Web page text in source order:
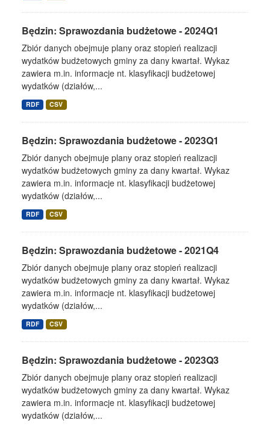
Będzin: Sprawozdania budżetowe - 2024Q1
Zbiór danych obejmuje plany oraz stopień realizacji
wydatków budżetowych gminy za dany kwartał. Wykaz
zawiera m.in. informacje nt. klasyfikacji budżetowej
wydatków (działów,...
RDF CSV
Będzin: Sprawozdania budżetowe - 2023Q1
Zbiór danych obejmuje plany oraz stopień realizacji
wydatków budżetowych gminy za dany kwartał. Wykaz
zawiera m.in. informacje nt. klasyfikacji budżetowej
wydatków (działów,...
RDF CSV
Będzin: Sprawozdania budżetowe - 2021Q4
Zbiór danych obejmuje plany oraz stopień realizacji
wydatków budżetowych gminy za dany kwartał. Wykaz
zawiera m.in. informacje nt. klasyfikacji budżetowej
wydatków (działów,...
RDF CSV
Będzin: Sprawozdania budżetowe - 2023Q3
Zbiór danych obejmuje plany oraz stopień realizacji
wydatków budżetowych gminy za dany kwartał. Wykaz
zawiera m.in. informacje nt. klasyfikacji budżetowej
wydatków (działów,...